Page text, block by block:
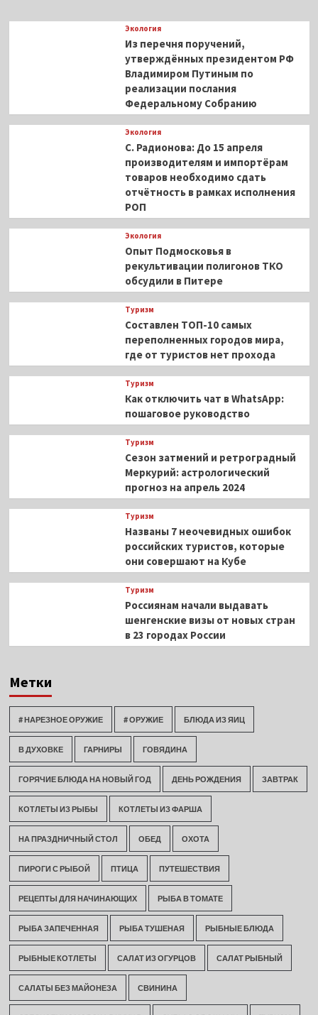
Экология
Из перечня поручений,
утверждённых президентом РФ
Владимиром Путиным по
реализации послания
Федеральному Собранию
Экология
С. Радионова: До 15 апреля
производителям и импортёрам
товаров необходимо сдать
отчётность в рамках исполнения
РОП
Экология
Опыт Подмосковья в
рекультивации полигонов ТКО
обсудили в Питере
Туризм
Составлен ТОП-10 самых
переполненных городов мира,
где от туристов нет прохода
Туризм
Как отключить чат в WhatsApp:
пошаговое руководство
Туризм
Сезон затмений и ретроградный
Меркурий: астрологический
прогноз на апрель 2024
Туризм
Названы 7 неочевидных ошибок
российских туристов, которые
они совершают на Кубе
Туризм
Россиянам начали выдавать
шенгенские визы от новых стран
в 23 городах России
Метки
# НАРЕЗНОЕ ОРУЖИЕ # ОРУЖИЕ БЛЮДА ИЗ ЯИЦ
В ДУХОВКЕ ГАРНИРЫ ГОВЯДИНА
ГОРЯЧИЕ БЛЮДА НА НОВЫЙ ГОД ДЕНЬ РОЖДЕНИЯ ЗАВТРАК
КОТЛЕТЫ ИЗ РЫБЫ КОТЛЕТЫ ИЗ ФАРША
НА ПРАЗДНИЧНЫЙ СТОЛ ОБЕД ОХОТА
ПИРОГИ С РЫБОЙ ПТИЦА ПУТЕШЕСТВИЯ
РЕЦЕПТЫ ДЛЯ НАЧИНАЮЩИХ РЫБА В ТОМАТЕ
РЫБА ЗАПЕЧЕННАЯ РЫБА ТУШЕНАЯ РЫБНЫЕ БЛЮДА
РЫБНЫЕ КОТЛЕТЫ САЛАТ ИЗ ОГУРЦОВ САЛАТ РЫБНЫЙ
САЛАТЫ БЕЗ МАЙОНЕЗА СВИНИНА